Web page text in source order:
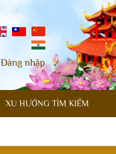
Đăng nhập
XU HƯỚNG TÌM KIẾM